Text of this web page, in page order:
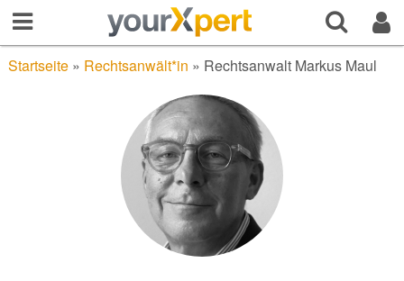
Startseite» Rechtsanwält*in » Rechtsanwalt Markus Maul